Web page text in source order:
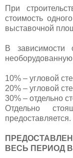
При
стоимость
выставочной
В зависимости
10% – угловой
20% – угловой
30% – отдельно
Отдельно
предоставляется.
ВЕСЬ ПЕРИОД